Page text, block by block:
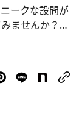
ークな設問が
みませんか？
も気づかな